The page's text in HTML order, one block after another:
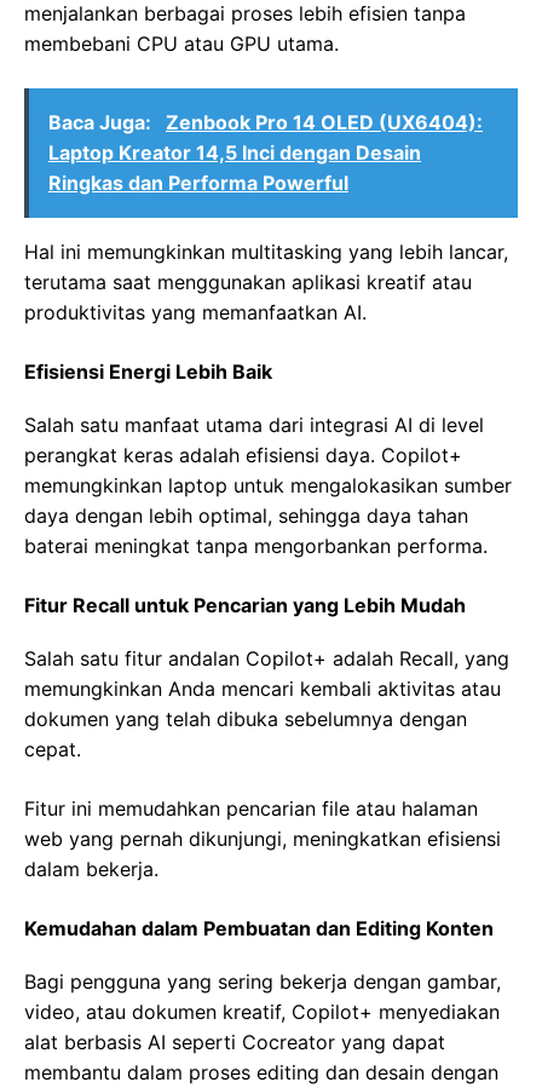
menjalankan berbagai proses lebih efisien tanpa
membebani CPU atau GPU utama.
Baca Juga:
Zenbook Pro 14 OLED (UX6404):
Laptop Kreator 14,5 Inci dengan Desain
Ringkas dan Performa Powerful
Hal ini memungkinkan multitasking yang lebih lancar,
terutama saat menggunakan aplikasi kreatif atau
produktivitas yang memanfaatkan AI.
Efisiensi Energi Lebih Baik
Salah satu manfaat utama dari integrasi AI di level
perangkat keras adalah efisiensi daya. Copilot+
memungkinkan laptop untuk mengalokasikan sumber
daya dengan lebih optimal, sehingga daya tahan
baterai meningkat tanpa mengorbankan performa.
Fitur Recall untuk Pencarian yang Lebih Mudah
Salah satu fitur andalan Copilot+ adalah Recall, yang
memungkinkan Anda mencari kembali aktivitas atau
dokumen yang telah dibuka sebelumnya dengan
cepat.
Fitur ini memudahkan pencarian file atau halaman
web yang pernah dikunjungi, meningkatkan efisiensi
dalam bekerja.
Kemudahan dalam Pembuatan dan Editing Konten
Bagi pengguna yang sering bekerja dengan gambar,
video, atau dokumen kreatif, Copilot+ menyediakan
alat berbasis AI seperti Cocreator yang dapat
membantu dalam proses editing dan desain dengan